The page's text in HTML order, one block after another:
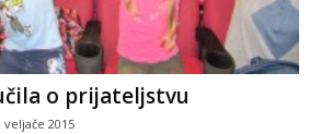
o prijateljstvu
veljače 2015